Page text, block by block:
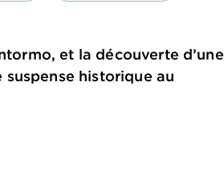
et la découverte d’une
historique au